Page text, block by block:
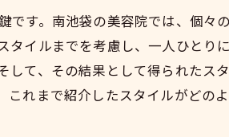
感じるカット体験
く、あなたにぴったりのカット
に新しさをプラスする豊島区南池
ルギーを与えるカット
す。南池袋の美容院では、個々
イルまでを考慮し、一人ひとり
て、その結果として得られたス
れまで紹介したスタイルがどの